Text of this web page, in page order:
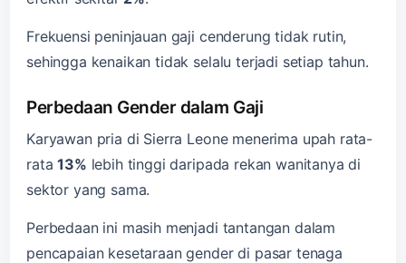
Frekuensi peninjauan gaji cenderung tidak rutin,
sehingga kenaikan tidak selalu terjadi setiap tahun.
Perbedaan Gender dalam Gaji
Karyawan pria di Sierra Leone menerima upah rata-
rata13% lebih tinggi daripada rekan wanitanya di
sektor yang sama.
Perbedaan ini masih menjadi tantangan dalam
pencapaian kesetaraan gender di pasar tenaga